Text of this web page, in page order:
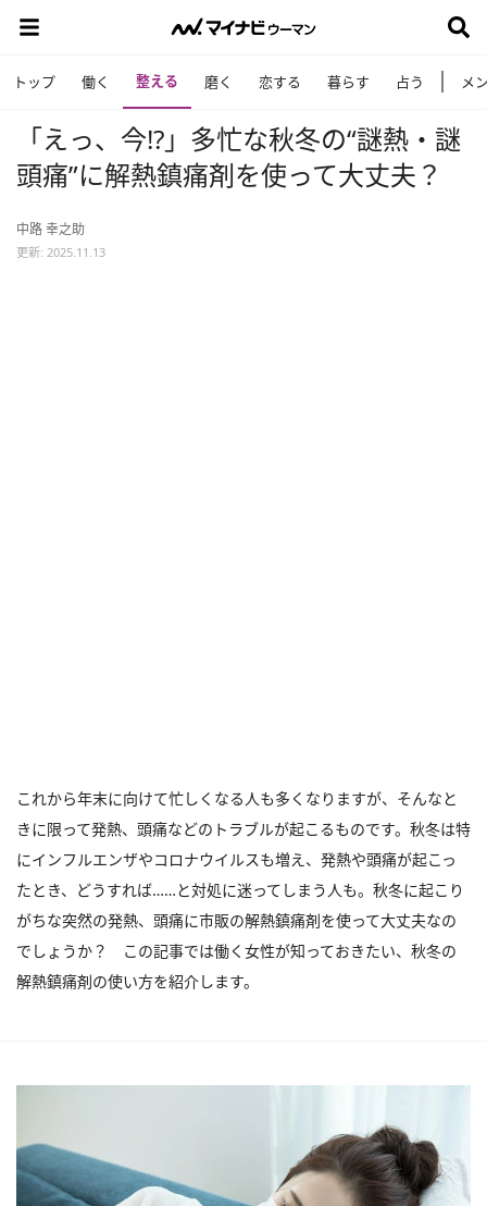
トップ 働く 整える 磨く 恋する 暮らす 占う メ
「えっ、今!?」多忙な秋冬の“謎熱・謎
頭痛”に解熱鎮痛剤を使って大丈夫？
中路 幸之助
更新: 2025.11.13
これから年末に向けて忙しくなる人も多くなりますが、そんなと
きに限って発熱、頭痛などのトラブルが起こるものです。秋冬は特
にインフルエンザやコロナウイルスも増え、発熱や頭痛が起こっ
たとき、どうすれば……と対処に迷ってしまう人も。秋冬に起こり
がちな突然の発熱、頭痛に市販の解熱鎮痛剤を使って大丈夫なの
でしょうか？ この記事では働く女性が知っておきたい、秋冬の
解熱鎮痛剤の使い方を紹介します。